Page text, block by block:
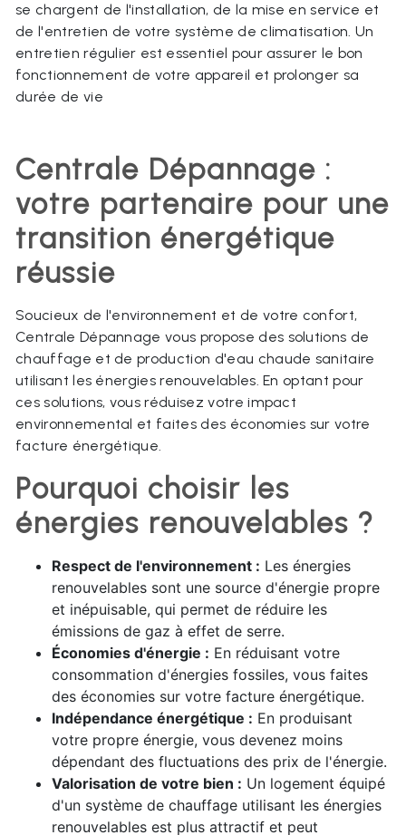
se chargent de l'installation, de la mise en service et
de l'entretien de votre système de climatisation. Un
entretien régulier est essentiel pour assurer le bon
fonctionnement de votre appareil et prolonger sa
durée de vie
Centrale Dépannage :
votre partenaire pour une
transition énergétique
réussie
Soucieux de l'environnement et de votre confort,
Centrale Dépannage vous propose des solutions de
chauffage et de production d'eau chaude sanitaire
utilisant les énergies renouvelables. En optant pour
ces solutions, vous réduisez votre impact
environnemental et faites des économies sur votre
facture énergétique.
Pourquoi choisir les
énergies renouvelables ?
Respect de l'environnement : Les énergies
renouvelables sont une source d'énergie propre
et inépuisable, qui permet de réduire les
émissions de gaz à effet de serre.
Économies d'énergie : En réduisant votre
consommation d'énergies fossiles, vous faites
des économies sur votre facture énergétique.
Indépendance énergétique : En produisant
votre propre énergie, vous devenez moins
dépendant des fluctuations des prix de l'énergie.
Valorisation de votre bien : Un logement équipé
d'un système de chauffage utilisant les énergies
renouvelables est plus attractif et peut